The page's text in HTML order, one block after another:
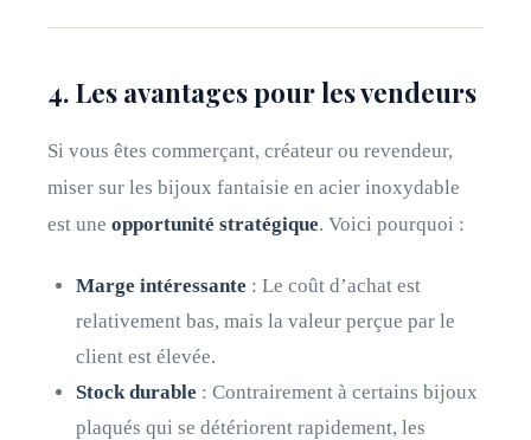
4. Les avantages pour les vendeurs
Si vous êtes commerçant, créateur ou revendeur,
miser sur les bijoux fantaisie en acier inoxydable
est une opportunité stratégique. Voici pourquoi :
Marge intéressante : Le coût d’achat est
relativement bas, mais la valeur perçue par le
client est élevée.
Stock durable : Contrairement à certains bijoux
plaqués qui se détériorent rapidement, les